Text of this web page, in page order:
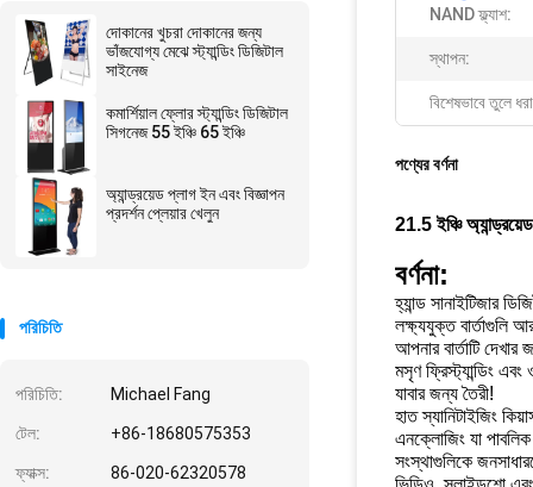
দোকানের খুচরা দোকানের জন্য
ভাঁজযোগ্য মেঝে স্ট্যান্ডিং ডিজিটাল
সাইনেজ
কমার্শিয়াল ফ্লোর স্ট্যান্ডিং ডিজিটাল
সিগনেজ 55 ইঞ্চি 65 ইঞ্চি
অ্যান্ড্রয়েড প্লাগ ইন এবং বিজ্ঞাপন
প্রদর্শন প্লেয়ার খেলুন
পরিচিতি
পরিচিতি: Michael Fang
টেল: +86-18680575353
ফ্যাক্স: 86-020-62320578
NAND ফ্ল্যাশ:
স্থাপন:
বিশেষভাবে তুলে
পণ্যের বর্ণনা
21.5 ইঞ্চি
বর্ণনা:
হ্যান্ড সানাইটিজার
লক্ষ্যযুক্ত বার্তাগুলি
আপনার বার্তাটি
মসৃণ ফ্রিস্ট্যান্ডিং
যাবার জন্য তৈরী!
হাত স্যানিটাইজিং
এনক্লোজিং যা
সংস্থাগুলিকে